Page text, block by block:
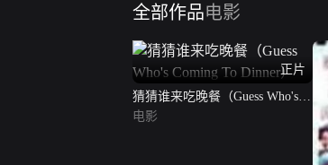
全部作品电影
正片
猜猜谁来吃晚餐（Guess Who's
Coming To Dinner）
电影